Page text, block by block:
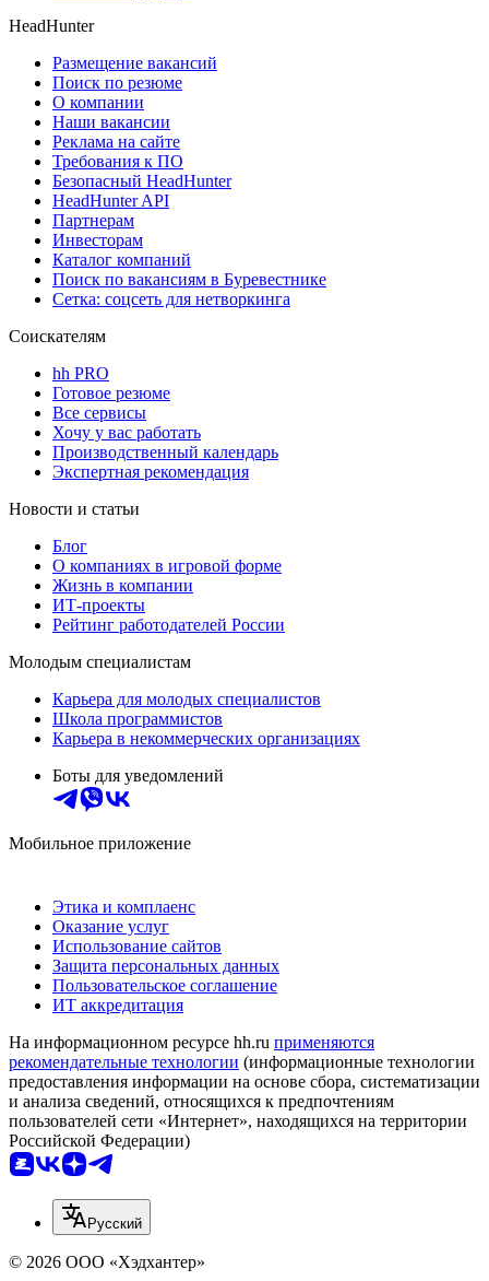
HeadHunter
Размещение вакансий
Поиск по резюме
О компании
Наши вакансии
Реклама на сайте
Требования к ПО
Безопасный HeadHunter
HeadHunter API
Партнерам
Инвесторам
Каталог компаний
Поиск по вакансиям в Буревестнике
Сетка: соцсеть для нетворкинга
Соискателям
hh PRO
Готовое резюме
Все сервисы
Хочу у вас работать
Производственный календарь
Экспертная рекомендация
Новости и статьи
Блог
О компаниях в игровой форме
Жизнь в компании
ИТ-проекты
Рейтинг работодателей России
Молодым специалистам
Карьера для молодых специалистов
Школа программистов
Карьера в некоммерческих организациях
Боты для уведомлений
Мобильное приложение
Этика и комплаенс
Оказание услуг
Использование сайтов
Защита персональных данных
Пользовательское соглашение
ИТ аккредитация
На информационном ресурсе hh.ru применяются
рекомендательные технологии (информационные технологии
предоставления информации на основе сбора, систематизации
и анализа сведений, относящихся к предпочтениям
пользователей сети «Интернет», находящихся на территории
Российской Федерации)
Русский
© 2026 ООО «Хэдхантер»